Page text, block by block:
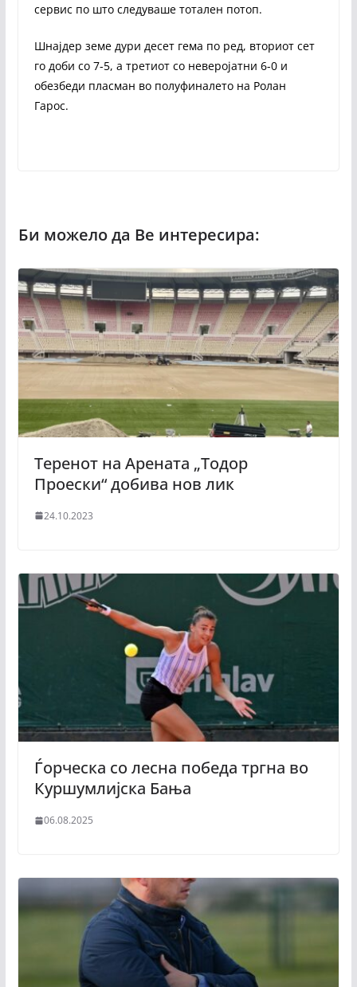
сервис по што следуваше тотален потоп.
Шнајдер земе дури десет гема по ред, вториот сет
го доби со 7-5, а третиот со неверојатни 6-0 и
обезбеди пласман во полуфиналето на Ролан
Гарос.
Теренот на Арената „Тодор
Проески“ добива нов лик
24.10.2023
Ѓорческа со лесна победа тргна во
Куршумлијска Бања
06.08.2025